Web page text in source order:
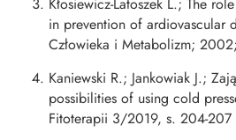
in prevention of ardiovascular
Człowieka i Metabolizm;
Kaniewski R.; Jankowiak J.;
possibilities of using cold
Fitoterapii 3/2019, s. 204-207